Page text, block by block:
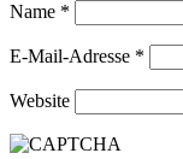
Name *
E-Mail-Adresse *
Website